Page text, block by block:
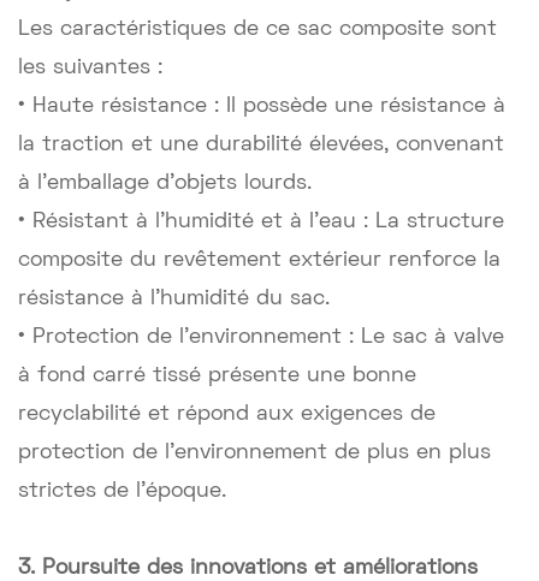
Les caractéristiques de ce sac composite sont
les suivantes :
• Haute résistance : Il possède une résistance à
la traction et une durabilité élevées, convenant
à l'emballage d'objets lourds.
• Résistant à l'humidité et à l'eau : La structure
composite du revêtement extérieur renforce la
résistance à l'humidité du sac.
• Protection de l'environnement : Le sac à valve
à fond carré tissé présente une bonne
recyclabilité et répond aux exigences de
protection de l'environnement de plus en plus
strictes de l'époque.
3. Poursuite des innovations et améliorations